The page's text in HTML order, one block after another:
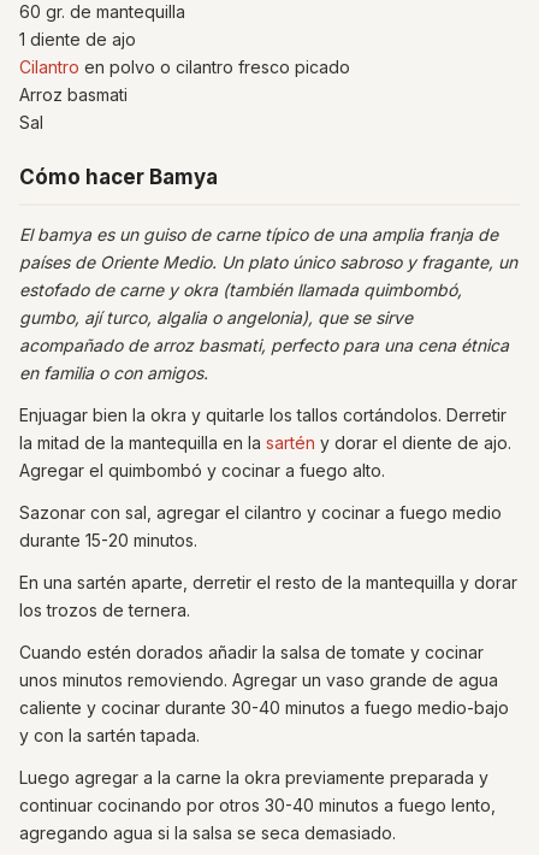
60 gr. de mantequilla
1 diente de ajo
Cilantro en polvo o cilantro fresco picado
Arroz basmati
Sal
Cómo hacer Bamya
El bamya es un guiso de carne típico de una amplia franja de
países de Oriente Medio. Un plato único sabroso y fragante, un
estofado de carne y okra (también llamada quimbombó,
gumbo, ají turco, algalia o angelonia), que se sirve
acompañado de arroz basmati, perfecto para una cena étnica
en familia o con amigos.
Enjuagar bien la okra y quitarle los tallos cortándolos. Derretir
la mitad de la mantequilla en la sartén y dorar el diente de ajo.
Agregar el quimbombó y cocinar a fuego alto.
Sazonar con sal, agregar el cilantro y cocinar a fuego medio
durante 15-20 minutos.
En una sartén aparte, derretir el resto de la mantequilla y dorar
los trozos de ternera.
Cuando estén dorados añadir la salsa de tomate y cocinar
unos minutos removiendo. Agregar un vaso grande de agua
caliente y cocinar durante 30-40 minutos a fuego medio-bajo
y con la sartén tapada.
Luego agregar a la carne la okra previamente preparada y
continuar cocinando por otros 30-40 minutos a fuego lento,
agregando agua si la salsa se seca demasiado.